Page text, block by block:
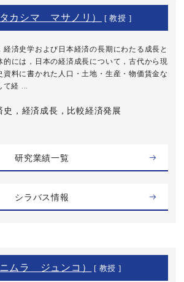
カシマ マサノリ） [ 教授 ]
済史学および日本経済の長期にわたる成長と
的には，日本の経済成長について，古代から現
資料に書かれた人口・土地・生産・物価賃金な
て経 ...
史，経済成長，比較経済発展
研究業績一覧
シラバス情報
ムラ ジュンコ） [ 教授 ]